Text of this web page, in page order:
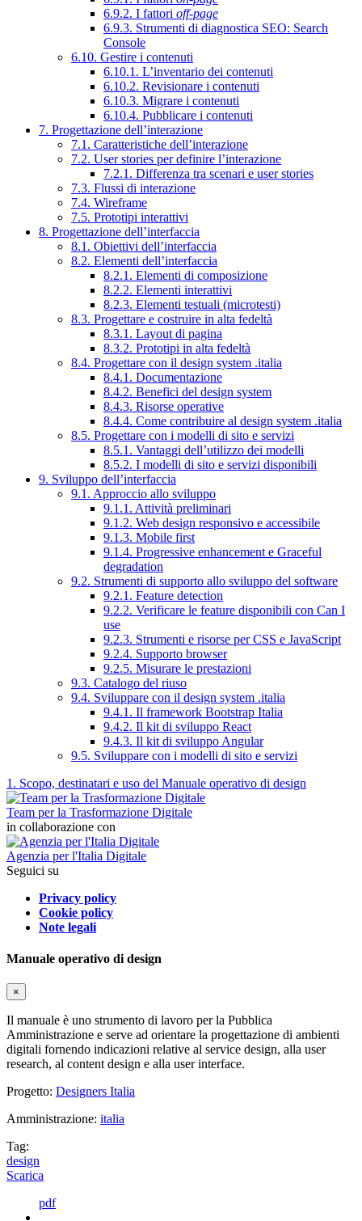
6.9.2. I fattori off-page
6.9.3. Strumenti di diagnostica SEO: Search
Console
6.10. Gestire i contenuti
6.10.1. L’inventario dei contenuti
6.10.2. Revisionare i contenuti
6.10.3. Migrare i contenuti
6.10.4. Pubblicare i contenuti
7. Progettazione dell’interazione
7.1. Caratteristiche dell’interazione
7.2. User stories per definire l’interazione
7.2.1. Differenza tra scenari e user stories
7.3. Flussi di interazione
7.4. Wireframe
7.5. Prototipi interattivi
8. Progettazione dell’interfaccia
8.1. Obiettivi dell’interfaccia
8.2. Elementi dell’interfaccia
8.2.1. Elementi di composizione
8.2.2. Elementi interattivi
8.2.3. Elementi testuali (microtesti)
8.3. Progettare e costruire in alta fedeltà
8.3.1. Layout di pagina
8.3.2. Prototipi in alta fedeltà
8.4. Progettare con il design system .italia
8.4.1. Documentazione
8.4.2. Benefici del design system
8.4.3. Risorse operative
8.4.4. Come contribuire al design system .italia
8.5. Progettare con i modelli di sito e servizi
8.5.1. Vantaggi dell’utilizzo dei modelli
8.5.2. I modelli di sito e servizi disponibili
9. Sviluppo dell’interfaccia
9.1. Approccio allo sviluppo
9.1.1. Attività preliminari
9.1.2. Web design responsivo e accessibile
9.1.3. Mobile first
9.1.4. Progressive enhancement e Graceful
degradation
9.2. Strumenti di supporto allo sviluppo del software
9.2.1. Feature detection
9.2.2. Verificare le feature disponibili con Can I
use
9.2.3. Strumenti e risorse per CSS e JavaScript
9.2.4. Supporto browser
9.2.5. Misurare le prestazioni
9.3. Catalogo del riuso
9.4. Sviluppare con il design system .italia
9.4.1. Il framework Bootstrap Italia
9.4.2. Il kit di sviluppo React
9.4.3. Il kit di sviluppo Angular
9.5. Sviluppare con i modelli di sito e servizi
1. Scopo, destinatari e uso del Manuale operativo di design
Team per la Trasformazione Digitale
in collaborazione con
Agenzia per l'Italia Digitale
Seguici su
Privacy policy
Cookie policy
Note legali
Manuale operativo di design
×
Il manuale è uno strumento di lavoro per la Pubblica
Amministrazione e serve ad orientare la progettazione di ambienti
digitali fornendo indicazioni relative al service design, alla user
research, al content design e alla user interface.
Progetto: Designers Italia
Amministrazione: italia
Tag:
design
Scarica
pdf